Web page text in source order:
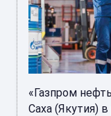
«Газпром
Саха (Якутия)